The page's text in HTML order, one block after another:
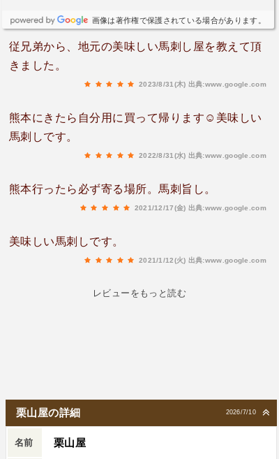
画像は著作権で保護されている場合があります。
従兄弟から、地元の美味しい馬刺し屋を教えて頂
きました。
2023/8/31(木) 出典:www.google.com
熊本にきたら自分用に買って帰ります☺️美味しい
馬刺しです。
2022/8/31(水) 出典:www.google.com
熊本行ったら必ず寄る場所。馬刺旨し。
2021/12/17(金) 出典:www.google.com
美味しい馬刺しです。
2021/1/12(火) 出典:www.google.com
レビューをもっと読む
2026/7/10
栗山屋の詳細
名前 栗山屋